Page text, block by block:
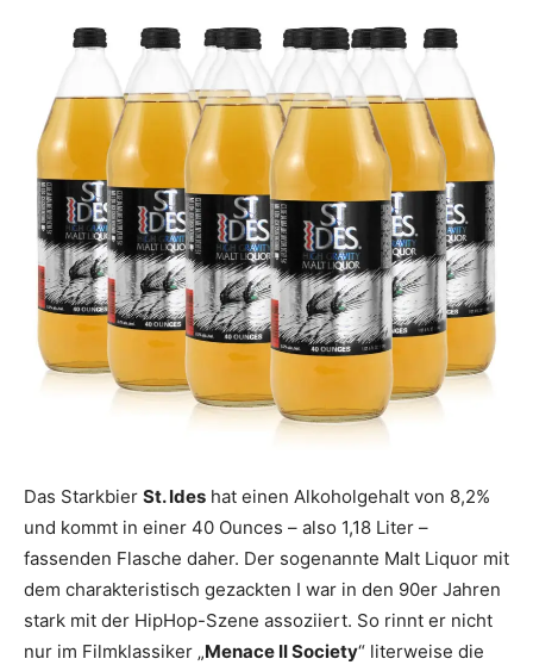
Das Starkbier St. Ides hat einen Alkoholgehalt von 8,2%
und kommt in einer 40 Ounces – also 1,18 Liter –
fassenden Flasche daher. Der sogenannte Malt Liquor mit
dem charakteristisch gezackten I war in den 90er Jahren
stark mit der HipHop-Szene assoziiert. So rinnt er nicht
nur im Filmklassiker „Menace II Society“ literweise die